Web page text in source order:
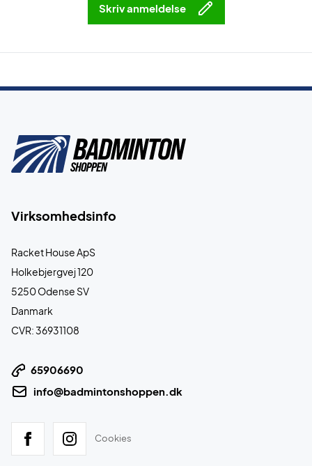
Skriv anmeldelse
Virksomhedsinfo
Racket House ApS
Holkebjergvej 120
5250 Odense SV
Danmark
CVR: 36931108
65906690
info@badmintonshoppen.dk
Cookies